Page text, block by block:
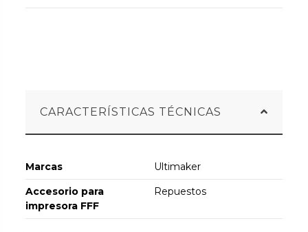
CARACTERÍSTICAS TÉCNICAS
Marcas
Ultimaker
Accesorio para
impresora FFF
Repuestos